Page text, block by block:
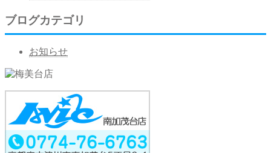
ブログカテゴリ
お知らせ